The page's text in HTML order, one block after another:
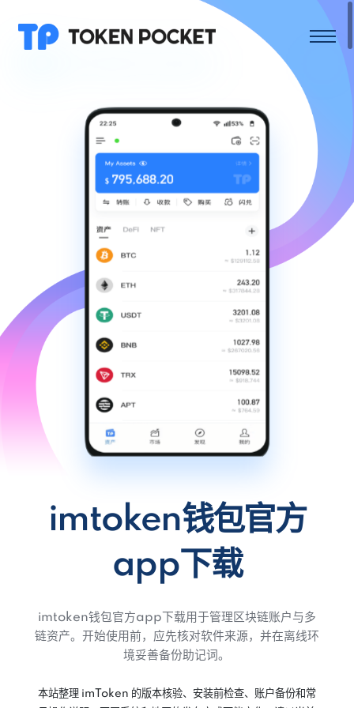
imtoken钱包官方
app下载
imtoken钱包官方app下载用于管理区块链账户与多
链资产。开始使用前，应先核对软件来源，并在离线环
境妥善备份助记词。
本站整理 imToken 的版本核验、安装前检查、账户备份和常